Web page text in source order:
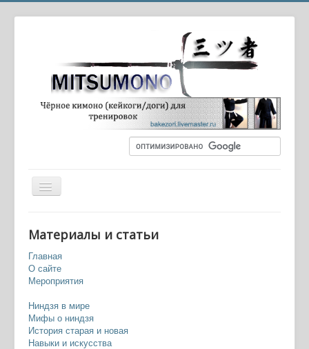
Вы здесь:
Изготовителя сюрикенов упрятали за решётку —
Брянск.ру
Материалы и статьи
Главная
О сайте
Мероприятия
Ниндзя в мире
Мифы о ниндзя
История старая и новая
Навыки и искусства